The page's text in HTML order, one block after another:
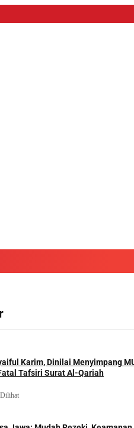
Karim, Dinilai Menyimpang
Tafsiri Surat Al-Qariah